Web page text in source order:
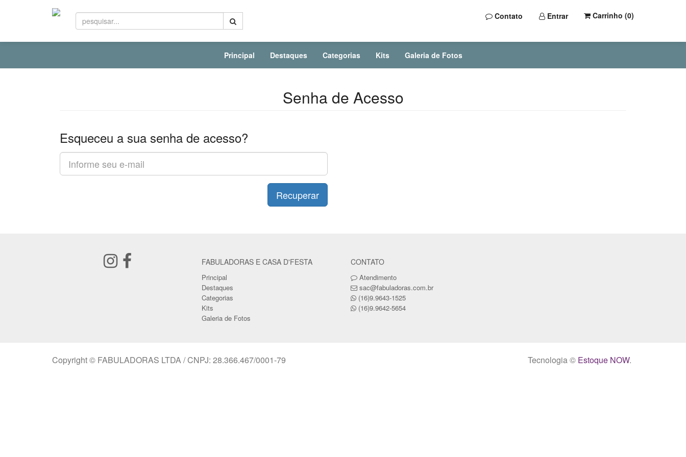
Contato Entrar Carrinho (0)
Principal Destaques Categorias Kits Galeria de Fotos
Senha de Acesso
Esqueceu a sua senha de acesso?
Recuperar
FABULADORAS E CASA D'FESTA
Principal
Destaques
Categorias
Kits
Galeria de Fotos
CONTATO
Atendimento
sac@fabuladoras.com.br
(16)9.9643-1525
(16)9.9642-5654
Copyright © FABULADORAS LTDA / CNPJ: 28.366.467/0001-79 Tecnologia © Estoque NOW.